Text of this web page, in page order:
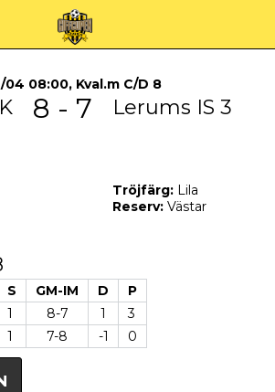
04 08:00, Kval.m C/D 8
8 - 7 Lerums IS 3
Tröjfärg: Lila
Reserv: Västar
S GM-IM D
P
1 8-7 1
3
1 7-8 -1 0